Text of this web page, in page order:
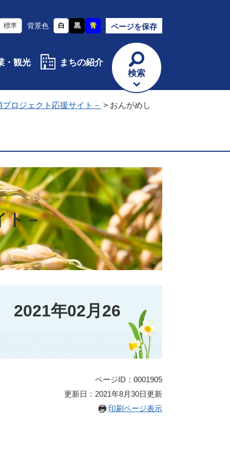
標準 背景色 白 黒 青 ページを保存
・観光
まちの紹介
検索
ロジェクト応援サイト－ > おんがめし
ト－
年02月26
ページID：0001905
更新日：2021年8月30日更新
印刷ページ表示